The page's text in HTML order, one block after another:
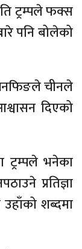
ट्रम्पले फक्स
पनि बोलेको
चीनले
दिएको
ट्रम्पले भनेका
प्रतिज्ञा
उहाँको शब्दमा